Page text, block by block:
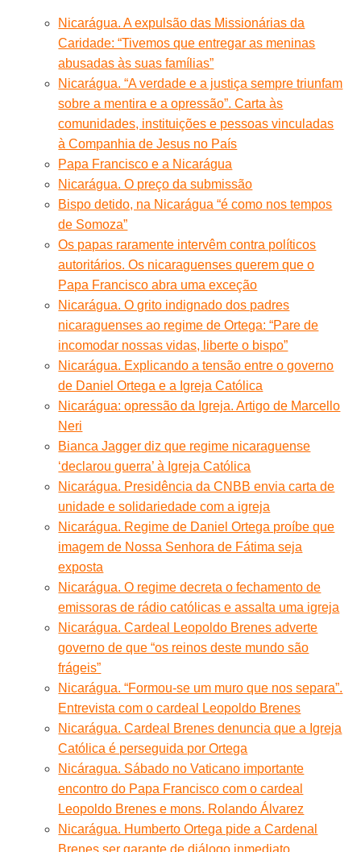
Nicarágua. A expulsão das Missionárias da
Caridade: “Tivemos que entregar as meninas
abusadas às suas famílias”
Nicarágua. “A verdade e a justiça sempre triunfam
sobre a mentira e a opressão”. Carta às
comunidades, instituições e pessoas vinculadas
à Companhia de Jesus no País
Papa Francisco e a Nicarágua
Nicarágua. O preço da submissão
Bispo detido, na Nicarágua “é como nos tempos
de Somoza”
Os papas raramente intervêm contra políticos
autoritários. Os nicaraguenses querem que o
Papa Francisco abra uma exceção
Nicarágua. O grito indignado dos padres
nicaraguenses ao regime de Ortega: “Pare de
incomodar nossas vidas, liberte o bispo”
Nicarágua. Explicando a tensão entre o governo
de Daniel Ortega e a Igreja Católica
Nicarágua: opressão da Igreja. Artigo de Marcello
Neri
Bianca Jagger diz que regime nicaraguense
‘declarou guerra’ à Igreja Católica
Nicarágua. Presidência da CNBB envia carta de
unidade e solidariedade com a igreja
Nicarágua. Regime de Daniel Ortega proíbe que
imagem de Nossa Senhora de Fátima seja
exposta
Nicarágua. O regime decreta o fechamento de
emissoras de rádio católicas e assalta uma igreja
Nicarágua. Cardeal Leopoldo Brenes adverte
governo de que “os reinos deste mundo são
frágeis”
Nicarágua. “Formou-se um muro que nos separa”.
Entrevista com o cardeal Leopoldo Brenes
Nicarágua. Cardeal Brenes denuncia que a Igreja
Católica é perseguida por Ortega
Nicáragua. Sábado no Vaticano importante
encontro do Papa Francisco com o cardeal
Leopoldo Brenes e mons. Rolando Álvarez
Nicarágua. Humberto Ortega pide a Cardenal
Brenes ser garante de diálogo inmediato